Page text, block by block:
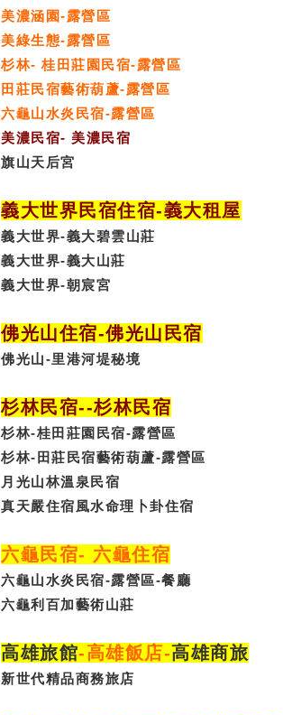
美濃涵園-露營區
美綠生態-露營區
杉林- 桂田莊園民宿-露營區
田莊民宿藝術葫蘆-露營區
六龜山水炎民宿-露營區
美濃民宿- 美濃民宿
旗山天后宮
義大世界民宿住宿-義大租屋
義大世界-義大碧雲山莊
義大世界-義大山莊
義大世界-朝宸宮
佛光山住宿-佛光山民宿
佛光山-里港河堤秘境
杉林民宿--杉林民宿
杉林-桂田莊園民宿-露營區
杉林-田莊民宿藝術葫蘆-露營區
月光山林溫泉民宿
真天嚴住宿風水命理卜卦住宿
六龜民宿- 六龜住宿
六龜山水炎民宿-露營區-餐廳
六龜利百加藝術山莊
高雄旅館-高雄飯店-高雄商旅
新世代精品商務旅店